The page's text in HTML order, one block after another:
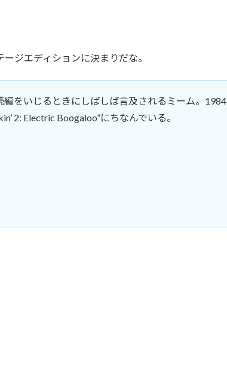
ジエディションに決まりだな。
をいじるときにしばしば言及されるミーム。1984
2: Electric Boogaloo”にちなんでいる。